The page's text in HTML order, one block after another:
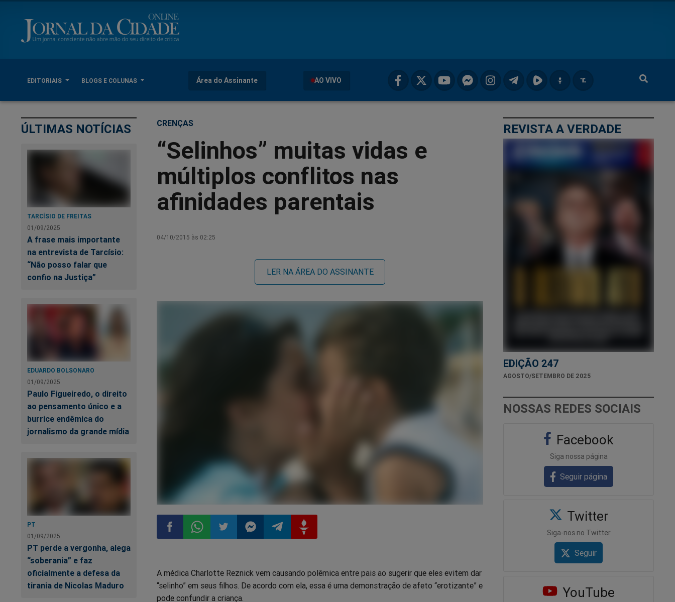
EDITORIAIS BLOGS E COLUNAS Área do Assinante AO VIVO
ÚLTIMAS NOTÍCIAS
TARCÍSIO DE FREITAS
01/09/2025
A frase mais importante
na entrevista de Tarcísio:
“Não posso falar que
confio na Justiça”
EDUARDO BOLSONARO
01/09/2025
Paulo Figueiredo, o direito
ao pensamento único e a
burrice endêmica do
jornalismo da grande mídia
PT
01/09/2025
PT perde a vergonha, alega
“soberania” e faz
oficialmente a defesa da
tirania de Nicolas Maduro
CRENÇAS
“Selinhos” muitas vidas e
múltiplos conflitos nas
afinidades parentais
04/10/2015 às 02:25
LER NA ÁREA DO ASSINANTE
no
no
no
no
no
no
A médica Charlotte Reznick vem causando polêmica entre pais ao sugerir que eles evitem dar
“selinho” em seus filhos. De acordo com ela, essa é uma demonstração de afeto “erotizante” e
pode confundir a criança.
REVISTA A VERDADE
EDIÇÃO 247
AGOSTO/SETEMBRO DE 2025
NOSSAS REDES SOCIAIS
Facebook
Siga nossa página
Seguir página
Twitter
Siga-nos no Twitter
Seguir
YouTube